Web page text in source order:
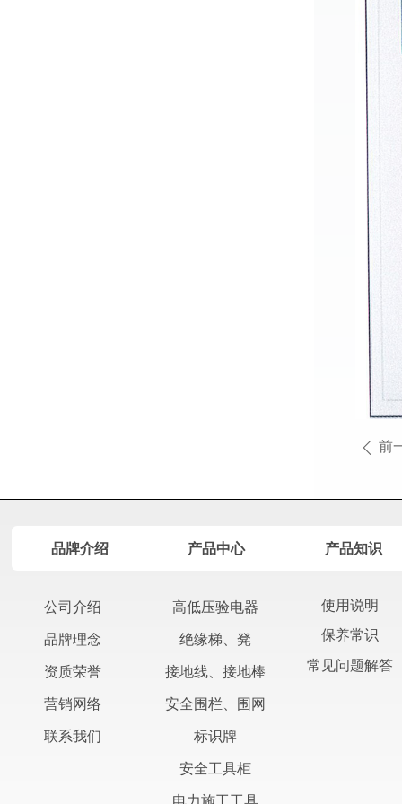
ꄴ 前
品牌介绍 产品中心 产品知识
使用说明
保养常识
常见问题解答
高低压验电器
绝缘梯、凳
接地线、接地棒
安全围栏、围网
标识牌
安全工具柜
电力施工工具
公司介绍
品牌理念
资质荣誉
营销网络
联系我们